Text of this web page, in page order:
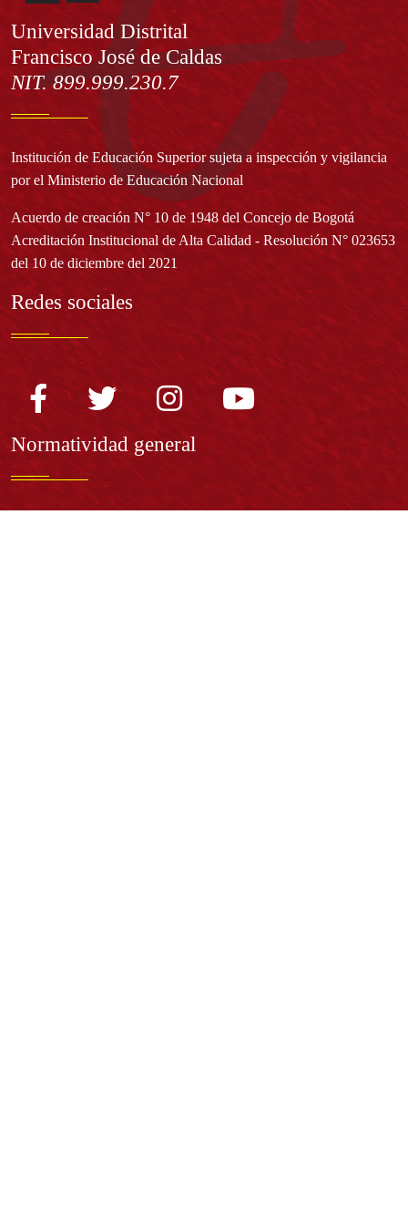
Información
Universidad Distrital
Francisco José de Caldas
NIT. 899.999.230.7
Institución de Educación Superior sujeta a inspección y vigilancia
por el Ministerio de Educación Nacional
Acuerdo de creación N° 10 de 1948 del Concejo de Bogotá
Acreditación Institucional de Alta Calidad - Resolución N° 023653
del 10 de diciembre del 2021
Redes sociales
Normatividad general